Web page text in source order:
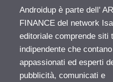
Androidup è parte dell'
FINANCE del network
editoriale comprende siti
indipendente che
appassionati ed esperti
pubblicità, comunicati e